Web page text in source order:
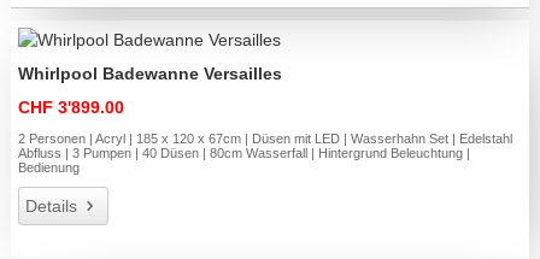
Whirlpool Badewanne Versailles
CHF 3'899.00
2 Personen | Acryl | 185 x 120 x 67cm | Düsen mit LED | Wasserhahn Set | Edelstahl
Abfluss | 3 Pumpen | 40 Düsen | 80cm Wasserfall | Hintergrund Beleuchtung |
Bedienung
Details